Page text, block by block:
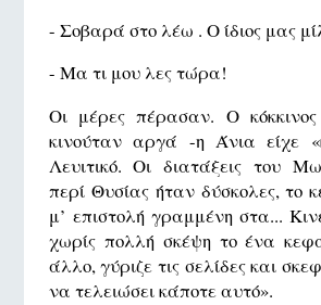
- Σοβαρά στο λέω . Ο ίδιος μας
- Μα τι μου λες τώρα!
Οι μέρες πέρασαν. Ο κόκκινος
κινούταν αργά -η Άνια είχε
Λευιτικό. Οι διατάξεις του
περί Θυσίας ήταν δύσκολες, το
μ’ επιστολή γραμμένη στα...
χωρίς πολλή σκέψη το ένα
άλλο, γύριζε τις σελίδες και
να τελειώσει κάποτε αυτό».